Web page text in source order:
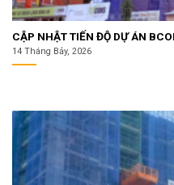
CẬP NHẬT TIẾN ĐỘ DỰ ÁN
14 Tháng Bảy, 2026